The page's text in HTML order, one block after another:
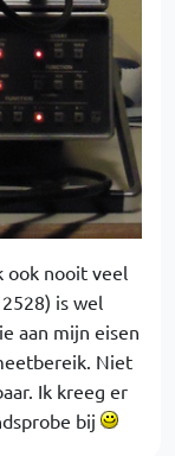
ook nooit veel
is wel
aan mijn eisen
Niet
Ik kreeg er
bij